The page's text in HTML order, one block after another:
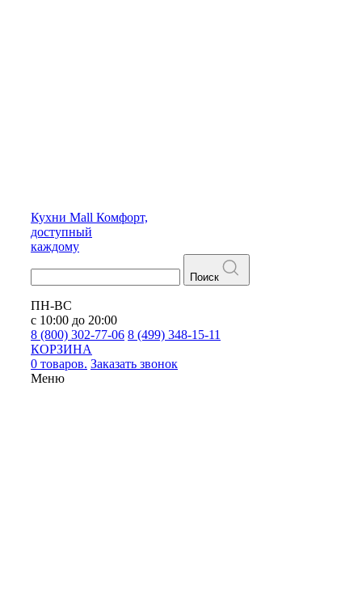
Кухни Mall Комфорт,
доступный
каждому
Поиск
ПН-ВС
с 10:00 до 20:00
8 (800) 302-77-06 8 (499) 348-15-11
КОРЗИНА
0 товаров. Заказать звонок
Меню